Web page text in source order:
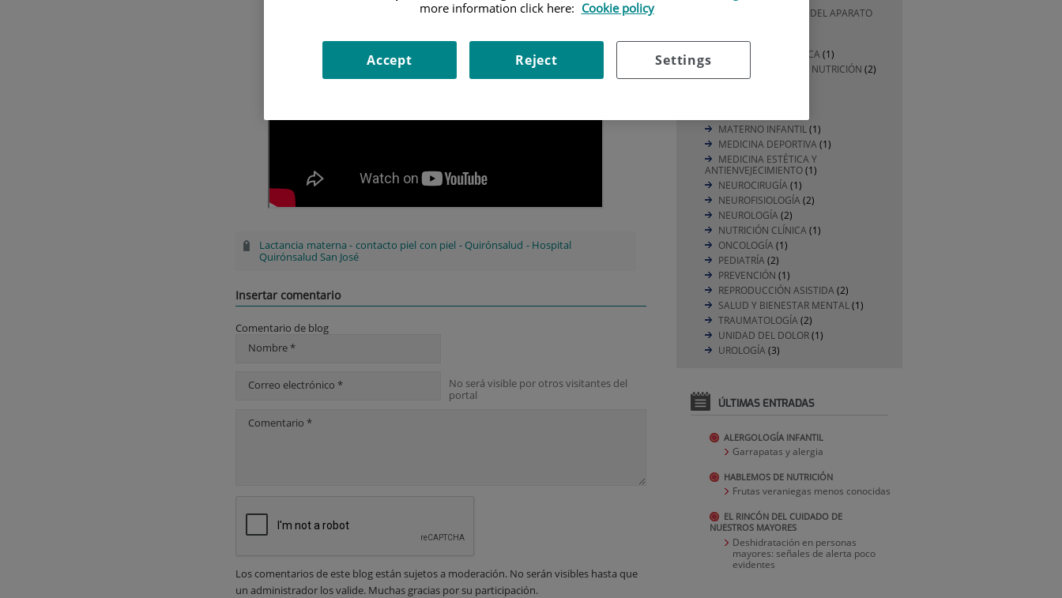
Lactancia materna - contacto piel con piel -Quirónsalud - Hospital
Quirónsalud San José
Insertar comentario
Comentario de blog
Nombre *
Correo electrónico *
No será visible por otros visitantes del
portal
Comentario *
Los comentarios de este blog están sujetos a moderación. No serán visibles hasta que
un administrador los valide. Muchas gracias por su participación.
CIRUGÍA GENERAL Y DEL APARATO
DERMATOLOGÍA
DIVULGACIÓN MÉDICA(1)
ENDOCRINOLOGÍA Y NUTRICIÓN (2)
MATERNO INFANTIL(1)
MEDICINA DEPORTIVA(1)
MEDICINA ESTÉTICA Y
ANTIENVEJECIMIENTO(1)
NEUROCIRUGÍA(1)
NEUROFISIOLOGÍA(2)
NEUROLOGÍA(2)
NUTRICIÓN CLÍNICA(1)
ONCOLOGÍA(1)
PEDIATRÍA(2)
PREVENCIÓN (1)
REPRODUCCIÓN ASISTIDA(2)
SALUD Y BIENESTAR MENTAL(1)
TRAUMATOLOGÍA(2)
UNIDAD DEL DOLOR(1)
UROLOGÍA(3)
ÚLTIMAS ENTRADAS
ALERGOLOGÍA INFANTIL
Garrapatas y alergia
HABLEMOS DE NUTRICIÓN
Frutas veraniegas menos conocidas
EL RINCÓN DEL CUIDADO DE
NUESTROS MAYORES
Deshidratación en personas
mayores: señales de alerta poco
evidentes
more information click here: Cookie policy
Settings
Reject
Accept